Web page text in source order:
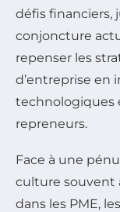
défis financiers,
conjoncture
repenser les
d’entreprise en
technologiques
repreneurs.
Face à une
culture souvent
dans les PME,